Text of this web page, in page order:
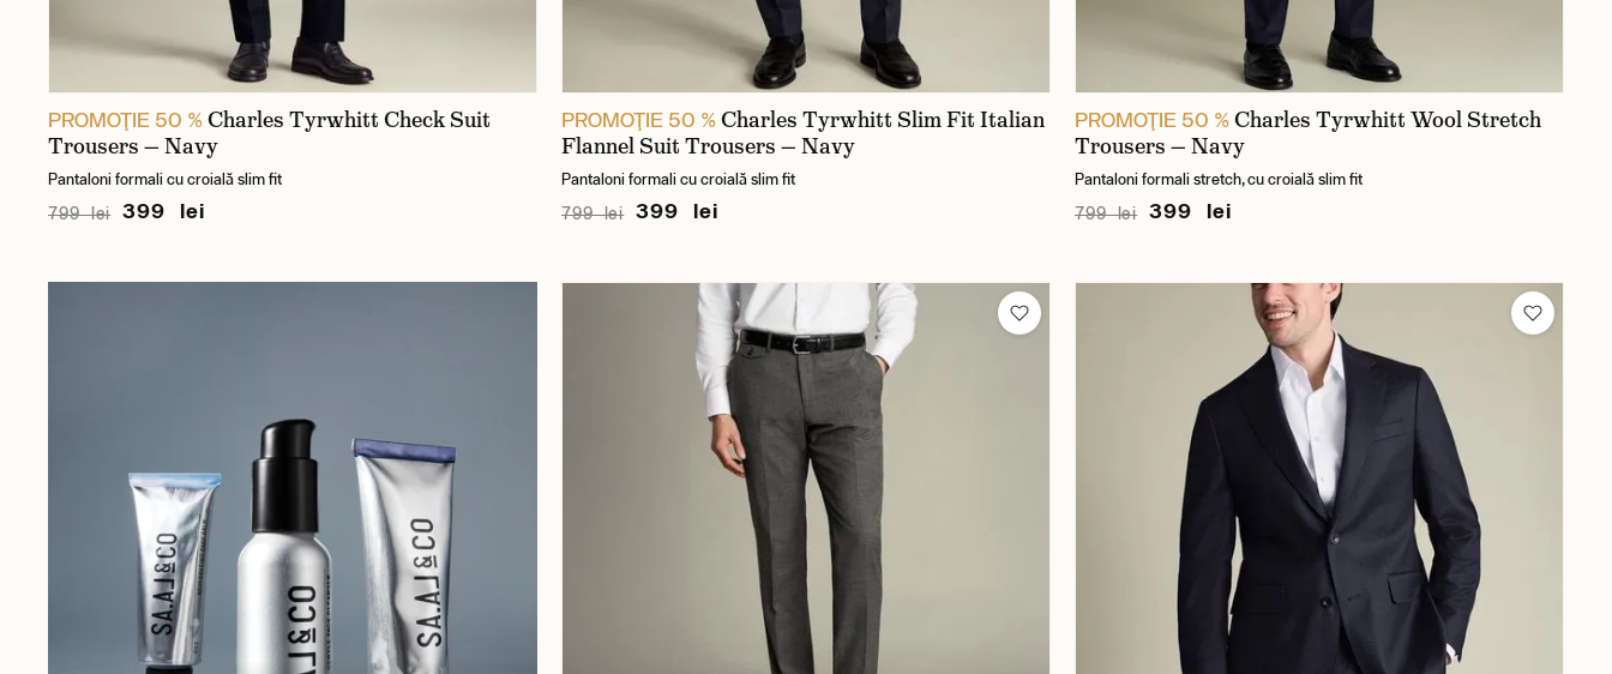
PROMOŢIE 50 %Charles Tyrwhitt Check Suit
Trousers — Navy
Pantaloni formali cu croială slim fit
799 lei 399 lei
PROMOŢIE 50 %Charles Tyrwhitt Slim Fit Italian
Flannel Suit Trousers — Navy
Pantaloni formali cu croială slim fit
799 lei 399 lei
PROMOŢIE 50 %Charles Tyrwhitt Wool Stretch
Trousers — Navy
Pantaloni formali stretch, cu croială slim fit
799 lei 399 lei